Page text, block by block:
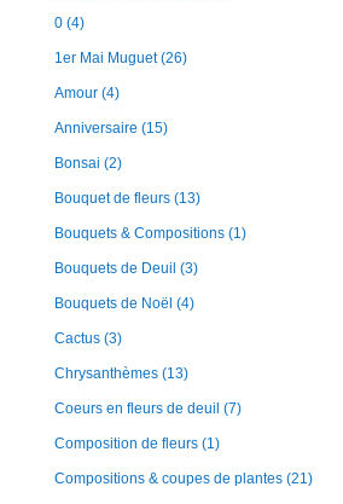
0 (4)
1er Mai Muguet (26)
Amour (4)
Anniversaire (15)
Bonsai (2)
Bouquet de fleurs (13)
Bouquets & Compositions (1)
Bouquets de Deuil (3)
Bouquets de Noël (4)
Cactus (3)
Chrysanthèmes (13)
Coeurs en fleurs de deuil (7)
Composition de fleurs (1)
Compositions & coupes de plantes (21)